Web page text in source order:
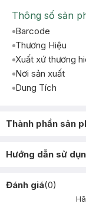
Thông số sản
Barcode
Thương Hiệu
Xuất xứ thương
Nơi sản xuất
Dung Tích
Thành phần sản
Hướng dẫn sử
Đánh giá(0)